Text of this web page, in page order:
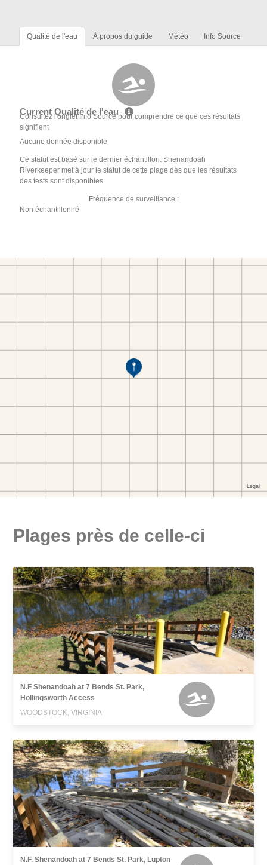
Qualité de l'eau À propos du guide Météo Info Source
Current Qualité de l'eau
Consultez l'onglet Info Source pour comprendre ce que ces résultats
signifient
Aucune donnée disponible
Ce statut est basé sur le dernier échantillon. Shenandoah
Riverkeeper met à jour le statut de cette plage dès que les résultats
des tests sont disponibles.
Fréquence de surveillance :
Non échantillonné
Plages près de celle-ci
N.F Shenandoah at 7 Bends St. Park,
Hollingsworth Access
WOODSTOCK, VIRGINIA
N.F. Shenandoah at 7 Bends St. Park, Lupton